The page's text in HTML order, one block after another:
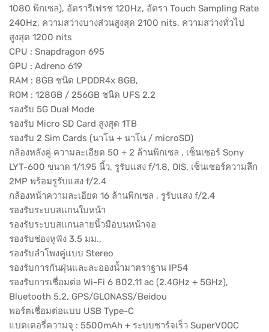
1080 พิกเซล), อัตรารีเฟรช 120Hz, อัตรา Touch Sampling Rate
240Hz, ความสว่างบางส่วนสูงสุด 2100 nits, ความสว่างทั่วไป
สูงสุด 1200 nits
CPU : Snapdragon 695
GPU : Adreno 619
RAM : 8GB ชนิด LPDDR4x 8GB,
ROM : 128GB / 256GB ชนิด UFS 2.2
รองรับ 5G Dual Mode
รองรับ Micro SD Card สูงสุด 1TB
รองรับ 2 Sim Cards (นาโน + นาโน / microSD)
กล้องหลังคู่ ความละเอียด 50 + 2 ล้านพิกเซล , เซ็นเซอร์ Sony
LYT-600 ขนาด 1/1.95 นิ้ว, รูรับแสง f/1.8, OIS, เซ็นเซอร์ความลึก
2MP พร้อมรูรับแสง f/2.4
กล้องหน้าความละเอียด 16 ล้านพิกเซล , รูรับแสง f/2.4
รองรับระบบสแกนใบหน้า
รองรับระบบสแกนลายนิ้วมือบนหน้าจอ
รองรับช่องหูฟัง 3.5 มม.,
รองรับลำโพงคู่แบบ Stereo
รองรับการกันฝุ่นและละอองน้ำมาตราฐาน IP54
รองรับการเชื่อมต่อ Wi-Fi 6 802.11 ac (2.4GHz + 5GHz),
Bluetooth 5.2, GPS/GLONASS/Beidou
พอร์ตเชื่อมต่อแบบ USB Type-C
แบตเตอรี่ความจุ : 5500mAh + ระบบชาร์จเร็ว SuperVOOC